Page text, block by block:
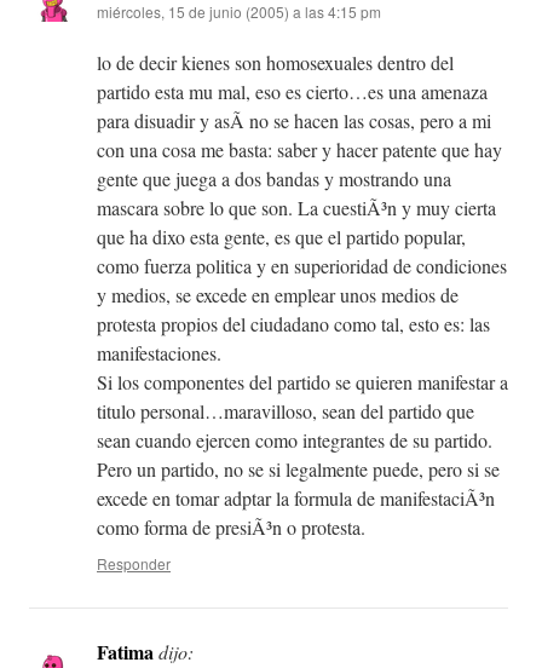
miércoles, 15 de junio (2005) a las 4:15 pm
lo de decir kienes son homosexuales dentro del
partido esta mu mal, eso es cierto…es una amenaza
para disuadir y asÃ­ no se hacen las cosas, pero a mi
con una cosa me basta: saber y hacer patente que hay
gente que juega a dos bandas y mostrando una
mascara sobre lo que son. La cuestiÃ³n y muy cierta
que ha dixo esta gente, es que el partido popular,
como fuerza politica y en superioridad de condiciones
y medios, se excede en emplear unos medios de
protesta propios del ciudadano como tal, esto es: las
manifestaciones.
Si los componentes del partido se quieren manifestar a
titulo personal…maravilloso, sean del partido que
sean cuando ejercen como integrantes de su partido.
Pero un partido, no se si legalmente puede, pero si se
excede en tomar adptar la formula de manifestaciÃ³n
como forma de presiÃ³n o protesta.
Responder
Fatimadijo: